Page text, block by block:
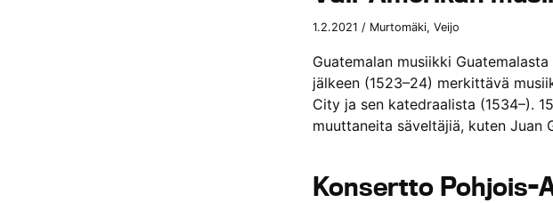
1.2.2021 / Murtomäki, Veijo
Guatemalan musiikki
jälkeen (1523–24) merkittävä
City ja sen katedraalista (1534–).
muuttaneita säveltäjiä, kuten Juan
Konsertto Pohjois-